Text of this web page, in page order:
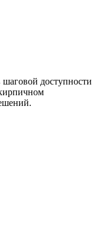
доступности